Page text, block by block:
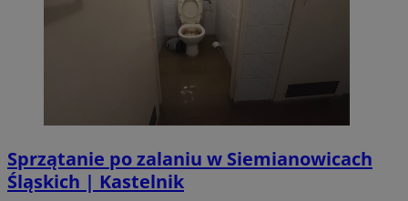
Sprzątanie po zalaniu w Siemianowicach
Śląskich | Kastelnik